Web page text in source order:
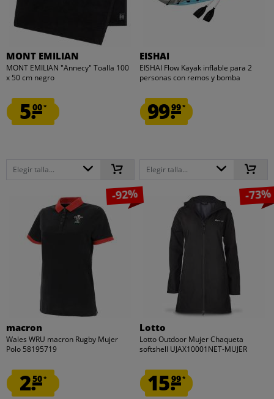
MONT EMILIAN
MONT EMILIAN "Annecy" Toalla 100
x 50 cm negro
5.00*
Elegir talla...
EISHAI
EISHAI Flow Kayak inflable para 2
personas con remos y bomba
99.99*
Elegir talla...
-92%
macron
Wales WRU macron Rugby Mujer
Polo 58195719
2.50*
-73%
Lotto
Lotto Outdoor Mujer Chaqueta
softshell UJAX10001NET-MUJER
15.99*